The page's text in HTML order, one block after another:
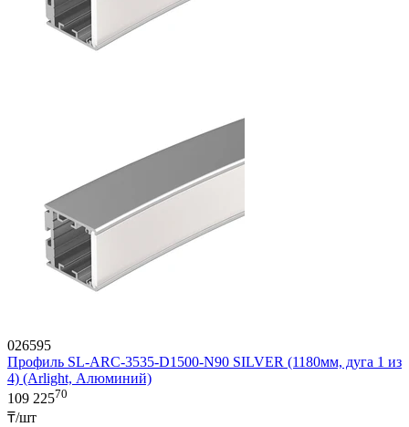
026595
Профиль SL-ARC-3535-D1500-N90 SILVER (1180мм, дуга 1 из
4) (Arlight, Алюминий)
109 22570
₸/шт